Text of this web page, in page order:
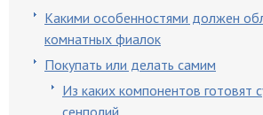
Какими особенностями должен
комнатных фиалок
Покупать или делать самим
Из каких компонентов готовят
сенполий